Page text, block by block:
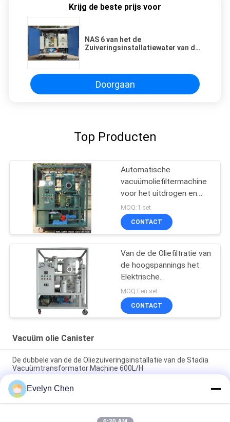
Krijg de beste prijs voor
NAS 6 van het de
Zuiveringsinstallatiewater van de
Lichtgewichtgepaste kleur
Doorgaan
Top Producten
Automatische
vacuümoliefiltermachine
voor het uitdrogen en
ontgassen van
transformatorolie
MOQ:1 set
CONTACT
Van de de Oliefiltratie van
de hoogspannings het
Elektrische
Transformator de
Machine Horizontale
Online Werk
MOQ:Een set
CONTACT
Vacuüm olie Canister
De dubbele van de de Oliezuiveringsinstallatie van de Stadia
Vacuümtransformator Machine 600L/H
Vuurvast Fosfaat Ester Vacuum Oil Purifier Dehydration
3000L/H
ABB-de Dehydratiemachine van de Isolatieolie voor
Evelyn Chen